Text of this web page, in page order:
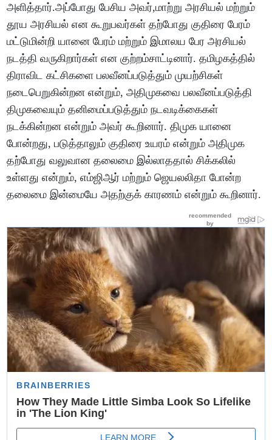
அளித்தார்.அப்போது பேசிய அவர்,மாற்று அரசியல் மற்றும்
தூய அரசியல் என கூறுபவர்கள் தற்போது குதிரை பேரம்
மட்டுமின்றி யானை பேரம் மற்றும் இமாலய பேர அரசியல்
நடத்தி வருகிறார்கள் என குற்றம்சாட்டினார். தமிழகத்தில்
திராவிட கட்சிகளை பலவீனப்படுத்தும் முயற்சிகள்
நடைபெறுகின்றன என்றும், அதிமுகவை பலவீனப்படுத்தி
திமுகவையும் தனிமைப்படுத்தும் நடவடிக்கைகள்
நடக்கின்றன என்றும் அவர் கூறினார். திமுக யானை
போன்றது, படுத்தாலும் குதிரை உயரம் என்றும் அதிமுக
தற்போது வலுவான தலைமை இல்லாததால் சிக்கலில்
உள்ளது என்றும், எம்ஜிஆர் மற்றும் ஜெயலலிதா போன்ற
தலைமை இன்மையே அதற்குக் காரணம் என்றும் கூறினார்.